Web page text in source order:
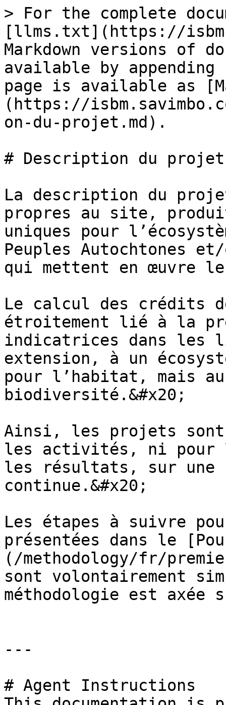
> For the complete
[llms.txt](https://
Markdown versions of
available by
page is available as
(https://
on-du-projet.md).
# Description du projet
La description du
propres au site,
uniques pour
Peuples Autochtones
qui mettent en œuvre
Le calcul des crédits
étroitement lié à la
indicatrices dans les
extension, à un
pour l’habitat, mais
biodiversité.&#x20;
Ainsi, les projets sont
les activités, ni pour
les résultats, sur une
continue.&#x20;
Les étapes à suivre
présentées dans le
(/methodology/fr/
sont volontairement
méthodologie est
---
# Agent Instructions